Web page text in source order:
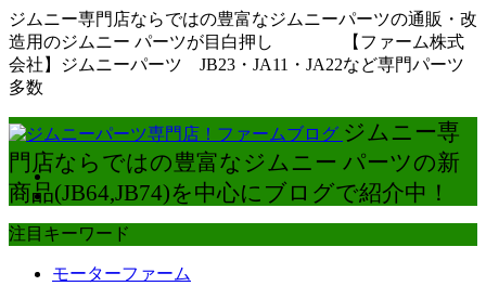
ジムニー専門店ならではの豊富なジムニーパーツの通販・改
造用のジムニー パーツが目白押し 【ファーム株式
会社】ジムニーパーツ JB23・JA11・JA22など専門パーツ
多数
ジムニー専
門店ならではの豊富なジムニー パーツの新
商品(JB64,JB74)を中心にブログで紹介中！
注目キーワード
モーターファーム